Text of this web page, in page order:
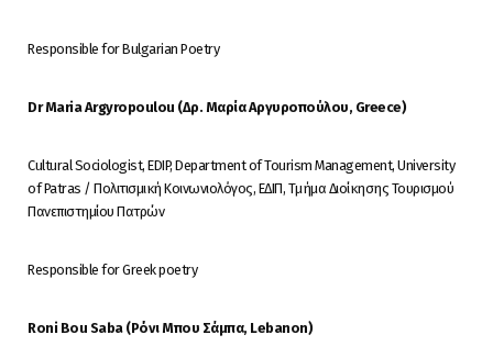
Responsible for Bulgarian Poetry
Dr Maria Argyropoulou (Δρ. Μαρία Αργυροπούλου, Greece)
Cultural Sociologist, EDIP, Department of Tourism Management, University
of Patras / Πολιτισμική Κοινωνιολόγος, ΕΔΙΠ, Τμήμα Διοίκησης Τουρισμού
Πανεπιστημίου Πατρών
Responsible for Greek poetry
Roni Bou Saba (ΡόνιΜπου Σάμπα, Lebanon)